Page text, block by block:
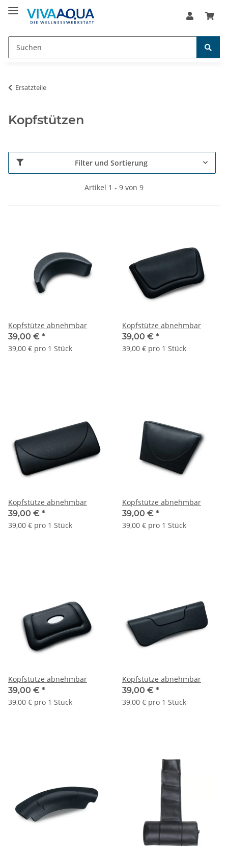
Ersatzteile
Kopfstützen
Filter und Sortierung
Artikel 1 - 9 von 9
Kopfstütze abnehmbar
39,00 € *
39,00 € pro 1 Stück
Kopfstütze abnehmbar
39,00 € *
39,00 € pro 1 Stück
Kopfstütze abnehmbar
39,00 € *
39,00 € pro 1 Stück
Kopfstütze abnehmbar
39,00 € *
39,00 € pro 1 Stück
Kopfstütze abnehmbar
39,00 € *
39,00 € pro 1 Stück
Kopfstütze abnehmbar
39,00 € *
39,00 € pro 1 Stück